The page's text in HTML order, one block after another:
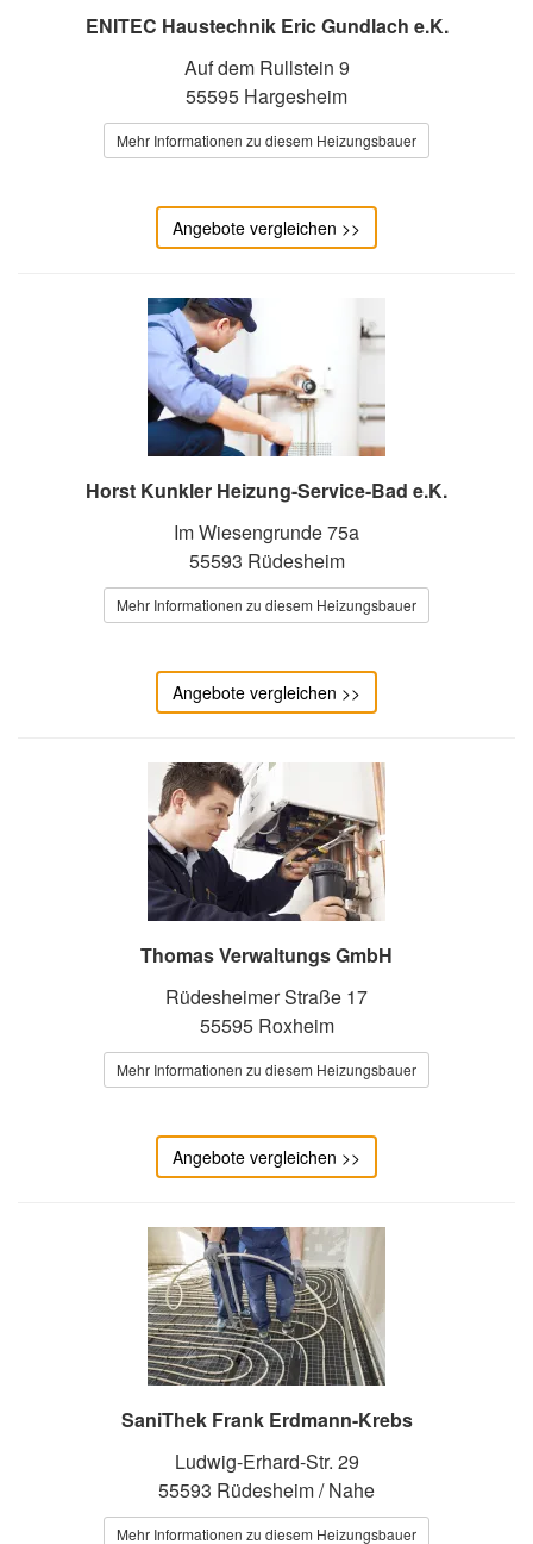
ENITEC Haustechnik Eric Gundlach e.K.
Auf dem Rullstein 9
55595 Hargesheim
Mehr Informationen zu diesem Heizungsbauer
Angebote vergleichen >>
Horst Kunkler Heizung-Service-Bad e.K.
Im Wiesengrunde 75a
55593 Rüdesheim
Mehr Informationen zu diesem Heizungsbauer
Angebote vergleichen >>
Thomas Verwaltungs GmbH
Rüdesheimer Straße 17
55595 Roxheim
Mehr Informationen zu diesem Heizungsbauer
Angebote vergleichen >>
SaniThek Frank Erdmann-Krebs
Ludwig-Erhard-Str. 29
55593 Rüdesheim / Nahe
Mehr Informationen zu diesem Heizungsbauer